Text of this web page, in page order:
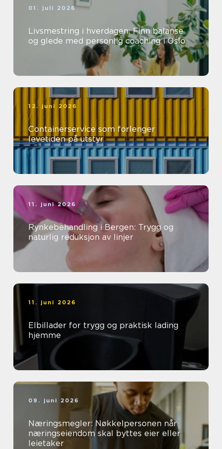
01. juli 2026
Livsmestring i hverdagen: Finn balanse
og glede med personlig coaching i Oslo
12. juni 2026
Containerservice som forlenger
levetiden på utstyr
11. juni 2026
Rynkebehandling i Bergen: Trygg og
naturlig reduksjon av linjer
11. juni 2026
Elbillader for trygg og praktisk lading
hjemme
09. juni 2026
Næringsmegler: Nøkkelpersonen når
næringseiendom skal byttes eier eller
leietaker